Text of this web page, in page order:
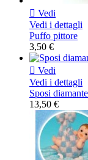
 Vedi
Vedi i dettagli
Puffo pittore
3,50 €
 Vedi
Vedi i dettagli
Sposi diamante
13,50 €